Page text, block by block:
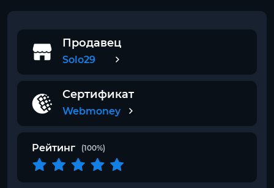
Продавец
Solo29
Сертификат
Webmoney
Рейтинг (100%)